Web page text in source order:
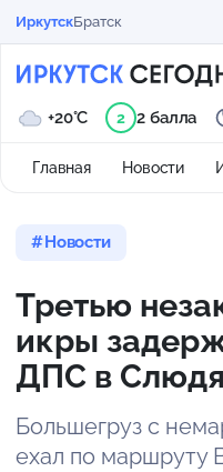
ИркутскБратск
Главная Новости
+20°C 2 2 балла
Новости
Третью
икры
ДПС в
Большегруз с
ехал по маршруту